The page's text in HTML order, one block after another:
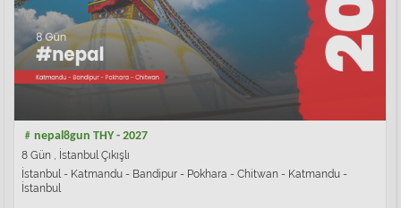
﹟nepal8gun THY - 2027
8 Gün , İstanbul Çıkışlı
İstanbul - Katmandu - Bandipur - Pokhara - Chitwan - Katmandu -
İstanbul